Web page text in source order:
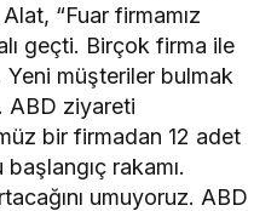
“Fuar firmamız
geçti. Birçok firma ile
müşteriler bulmak
ABD ziyareti
bir firmadan 12 adet
rakamı.
umuyoruz. ABD